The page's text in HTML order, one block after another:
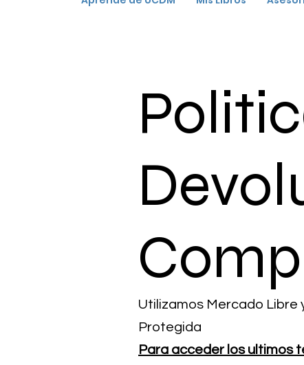
Utilizamos Mercado Libre
Protegida
Para acceder los ultimos